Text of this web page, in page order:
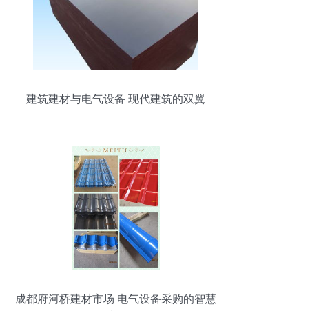
建筑建材与电气设备 现代建筑的双翼
成都府河桥建材市场 电气设备采购的智慧